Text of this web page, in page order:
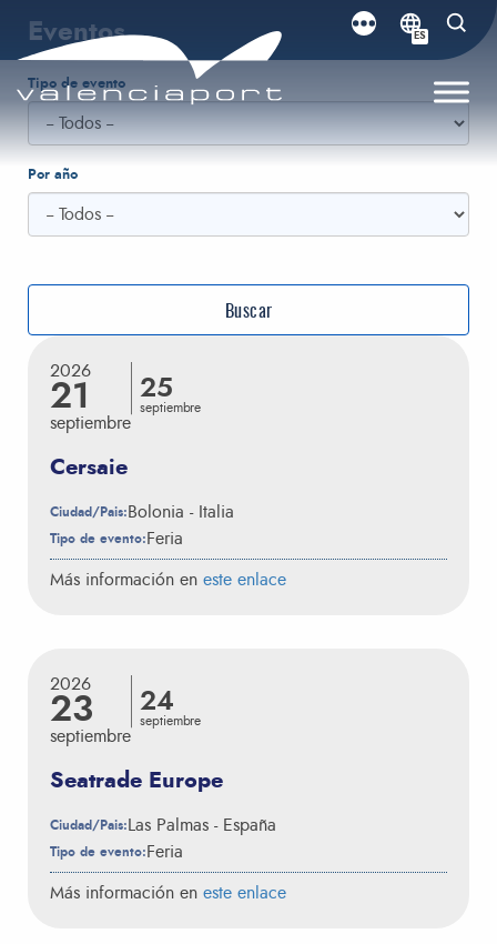
ES
Eventos
Tipo de evento
Por año
2026
21
septiembre
25
septiembre
Cersaie
Ciudad/Pais: Bolonia - Italia
Tipo de evento: Feria
Más información en este enlace
2026
23
septiembre
24
septiembre
Seatrade Europe
Ciudad/Pais: Las Palmas - España
Tipo de evento: Feria
Más información en este enlace